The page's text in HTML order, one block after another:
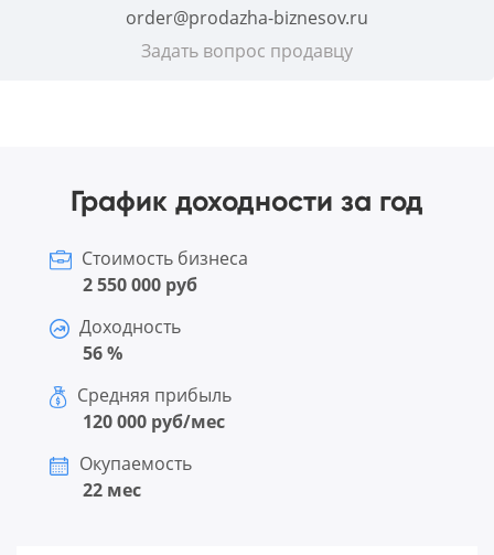
order@prodazha-biznesov.ru
Задать вопрос продавцу
График доходности за год
Стоимость бизнеса
2 550 000 руб
Доходность
56 %
Средняя прибыль
120 000 руб/мес
Окупаемость
22 мес